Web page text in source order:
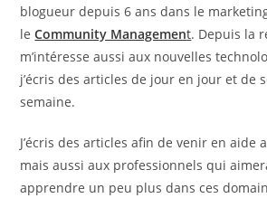
blogueur depuis 6 ans dans le
leCommunity Management. Depuis la
m’intéresse aussi aux nouvelles
j’écris des articles de jour en jour et de
semaine.
J’écris des articles afin de venir en aide
mais aussi aux professionnels qui
apprendre un peu plus dans ces